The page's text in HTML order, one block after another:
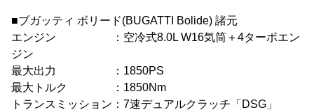
■ブガッティ ボリード(BUGATTI Bolide) 諸元
エンジン ：空冷式8.0L W16気筒＋4ターボエン
ジン
最大出力 ：1850PS
最大トルク ：1850Nm
トランスミッション：7速デュアルクラッチ「DSG」